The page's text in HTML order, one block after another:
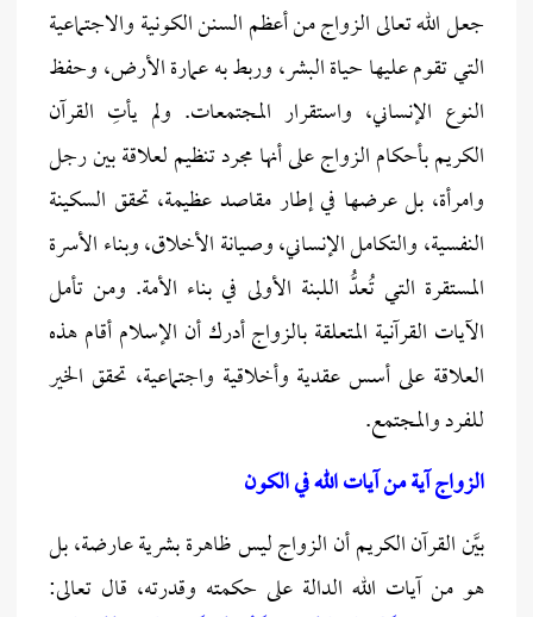
جعل الله تعالى الزواج من أعظم السنن الكونية والاجتماعية
التي تقوم عليها حياة البشر، وربط به عمارة الأرض، وحفظ
النوع الإنساني، واستقرار المجتمعات. ولم يأتِ القرآن
الكريم بأحكام الزواج على أنها مجرد تنظيم لعلاقة بين رجل
وامرأة، بل عرضها في إطار مقاصد عظيمة، تحقق السكينة
النفسية، والتكامل الإنساني، وصيانة الأخلاق، وبناء الأسرة
المستقرة التي تُعدُّ اللبنة الأولى في بناء الأمة. ومن تأمل
الآيات القرآنية المتعلقة بالزواج أدرك أن الإسلام أقام هذه
العلاقة على أسس عقدية وأخلاقية واجتماعية، تحقق الخير
للفرد والمجتمع.
الزواج آية من آيات الله في الكون
بيَّن القرآن الكريم أن الزواج ليس ظاهرة بشرية عارضة، بل
هو من آيات الله الدالة على حكمته وقدرته، قال تعالى: